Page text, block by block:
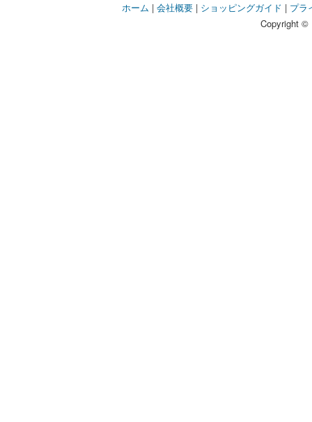
ホーム | 会社概要| ショッピングガイド | プラ
Copyright ©